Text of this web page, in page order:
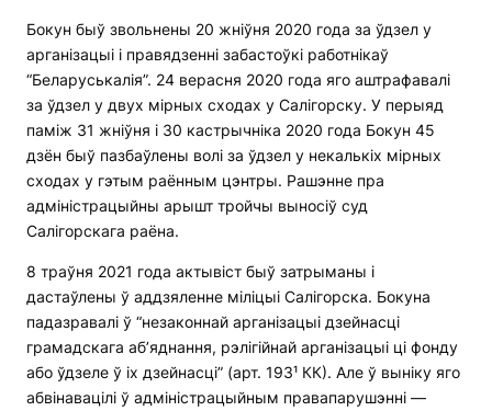
Бокун быў звольнены 20 жніўня 2020 года за ўдзел у
арганізацыі і правядзенні забастоўкі работнікаў
“Беларуськалія”. 24 верасня 2020 года яго аштрафавалі
за ўдзел у двух мірных сходах у Салігорску. У перыяд
паміж 31 жніўня і 30 кастрычніка 2020 года Бокун 45
дзён быў пазбаўлены волі за ўдзел у некалькіх мірных
сходах у гэтым раённым цэнтры. Рашэнне пра
адміністрацыйны арышт тройчы выносіў суд
Салігорскага раёна.
8 траўня 2021 года актывіст быў затрыманы і
дастаўлены ў аддзяленне міліцыі Салігорска. Бокуна
падазравалі ў “незаконнай арганізацыі дзейнасці
грамадскага аб’яднання, рэлігійнай арганізацыі ці фонду
або ўдзеле ў іх дзейнасці” (арт. 193¹ КК). Але ў выніку яго
абвінавацілі ў адміністрацыйным правапарушэнні —